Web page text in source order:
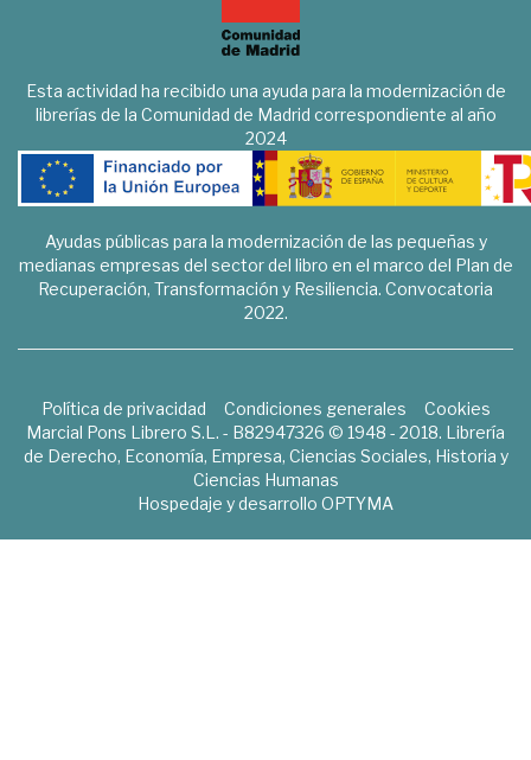
Esta actividad ha recibido una ayuda para la modernización de
librerías de la Comunidad de Madrid correspondiente al año
2024
Ayudas públicas para la modernización de las pequeñas y
medianas empresas del sector del libro en el marco del Plan de
Recuperación, Transformación y Resiliencia. Convocatoria
2022.
Política de privacidad Condiciones generales
Cookies
Marcial Pons Librero S.L. - B82947326 © 1948 - 2018. Librería
de Derecho, Economía, Empresa, Ciencias Sociales, Historia y
Ciencias Humanas
Hospedaje y desarrollo OPTYMA